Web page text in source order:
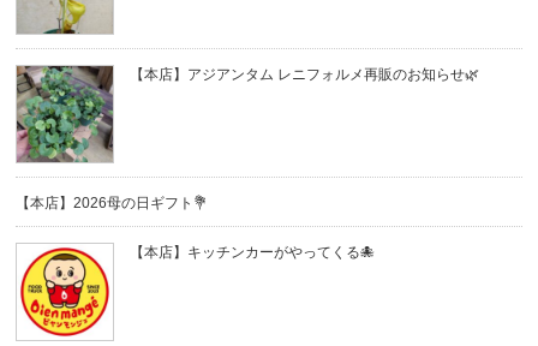
【本店】アジアンタム レニフォルメ再販のお知らせ🌿
【本店】2026母の日ギフト💐
【本店】キッチンカーがやってくる🐙